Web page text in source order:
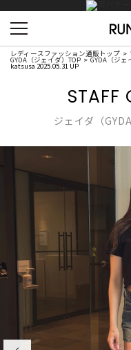
レディースファッション通販トップ
GYDA（ジェイダ）TOP GYDA（ジ
katsusa 2025.05.31 UP
STAFF
ジェイダ（